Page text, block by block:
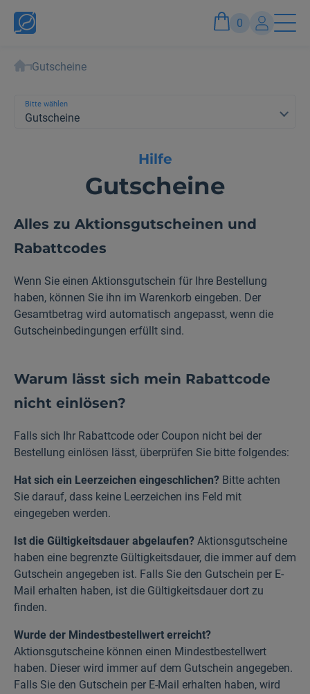
0
Anmelden und Vorteile genießen
Gutscheine
Bitte wählen
Gutscheine
Hilfe
Gutscheine
Alles zu Aktionsgutscheinen und
Rabattcodes
Wenn Sie einen Aktionsgutschein für Ihre Bestellung
haben, können Sie ihn im Warenkorb eingeben. Der
Gesamtbetrag wird automatisch angepasst, wenn die
Gutscheinbedingungen erfüllt sind.
Warum lässt sich mein Rabattcode
nicht einlösen?
Falls sich Ihr Rabattcode oder Coupon nicht bei der
Bestellung einlösen lässt, überprüfen Sie bitte folgendes:
Hat sich ein Leerzeichen eingeschlichen? Bitte achten
Sie darauf, dass keine Leerzeichen ins Feld mit
eingegeben werden.
Ist die Gültigkeitsdauer abgelaufen? Aktionsgutscheine
haben eine begrenzte Gültigkeitsdauer, die immer auf dem
Gutschein angegeben ist. Falls Sie den Gutschein per E-
Mail erhalten haben, ist die Gültigkeitsdauer dort zu
finden.
Wurde der Mindestbestellwert erreicht?
Aktionsgutscheine können einen Mindestbestellwert
haben. Dieser wird immer auf dem Gutschein angegeben.
Falls Sie den Gutschein per E-Mail erhalten haben, wird